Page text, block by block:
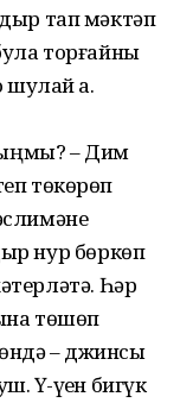
тап мәктәп
торғайны
ҙа.
– Дим
төкөрөп
нур бөркөп
Һәр
төшөп
– джинсы
Үҙ-үҙен бигүк